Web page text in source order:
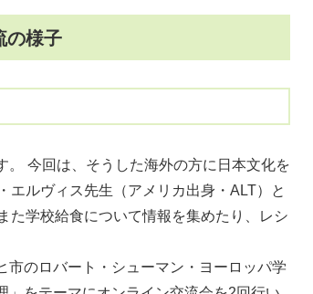
の様子
今回は、そうした海外の方に日本文化を
エルヴィス先生（アメリカ出身・ALT）と
た学校給食について情報を集めたり、レシ
のロバート・シューマン・ヨーロッパ学